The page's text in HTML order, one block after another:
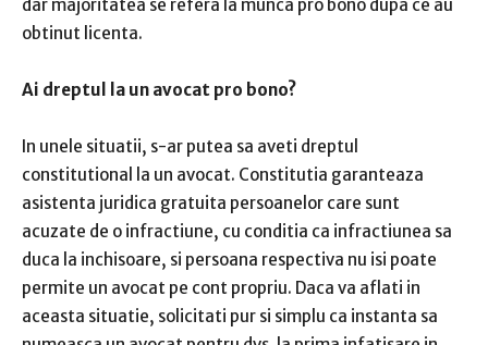
dar majoritatea se refera la munca pro bono dupa ce au
obtinut licenta.
Ai dreptul la un avocat pro bono?
In unele situatii, s-ar putea sa aveti dreptul
constitutional la un avocat. Constitutia garanteaza
asistenta juridica gratuita persoanelor care sunt
acuzate de o infractiune, cu conditia ca infractiunea sa
duca la inchisoare, si persoana respectiva nu isi poate
permite un avocat pe cont propriu. Daca va aflati in
aceasta situatie, solicitati pur si simplu ca instanta sa